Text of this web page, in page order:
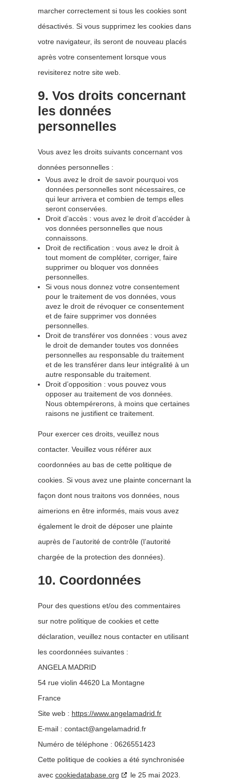
marcher correctement si tous les cookies sont
désactivés. Si vous supprimez les cookies dans
votre navigateur, ils seront de nouveau placés
après votre consentement lorsque vous
revisiterez notre site web.
9. Vos droits concernant
les données
personnelles
Vous avez les droits suivants concernant vos
données personnelles :
Vous avez le droit de savoir pourquoi vos
données personnelles sont nécessaires, ce
qui leur arrivera et combien de temps elles
seront conservées.
Droit d’accès : vous avez le droit d’accéder à
vos données personnelles que nous
connaissons.
Droit de rectification : vous avez le droit à
tout moment de compléter, corriger, faire
supprimer ou bloquer vos données
personnelles.
Si vous nous donnez votre consentement
pour le traitement de vos données, vous
avez le droit de révoquer ce consentement
et de faire supprimer vos données
personnelles.
Droit de transférer vos données : vous avez
le droit de demander toutes vos données
personnelles au responsable du traitement
et de les transférer dans leur intégralité à un
autre responsable du traitement.
Droit d’opposition : vous pouvez vous
opposer au traitement de vos données.
Nous obtempérerons, à moins que certaines
raisons ne justifient ce traitement.
Pour exercer ces droits, veuillez nous
contacter. Veuillez vous référer aux
coordonnées au bas de cette politique de
cookies. Si vous avez une plainte concernant la
façon dont nous traitons vos données, nous
aimerions en être informés, mais vous avez
également le droit de déposer une plainte
auprès de l’autorité de contrôle (l’autorité
chargée de la protection des données).
10. Coordonnées
Pour des questions et/ou des commentaires
sur notre politique de cookies et cette
déclaration, veuillez nous contacter en utilisant
les coordonnées suivantes :
ANGELA MADRID
54 rue violin 44620 La Montagne
France
Site web : https://www.angelamadrid.fr
E-mail : contact@angelamadrid.fr
Numéro de téléphone : 0626551423
Cette politique de cookies a été synchronisée
avec cookiedatabase.org le 25 mai 2023.